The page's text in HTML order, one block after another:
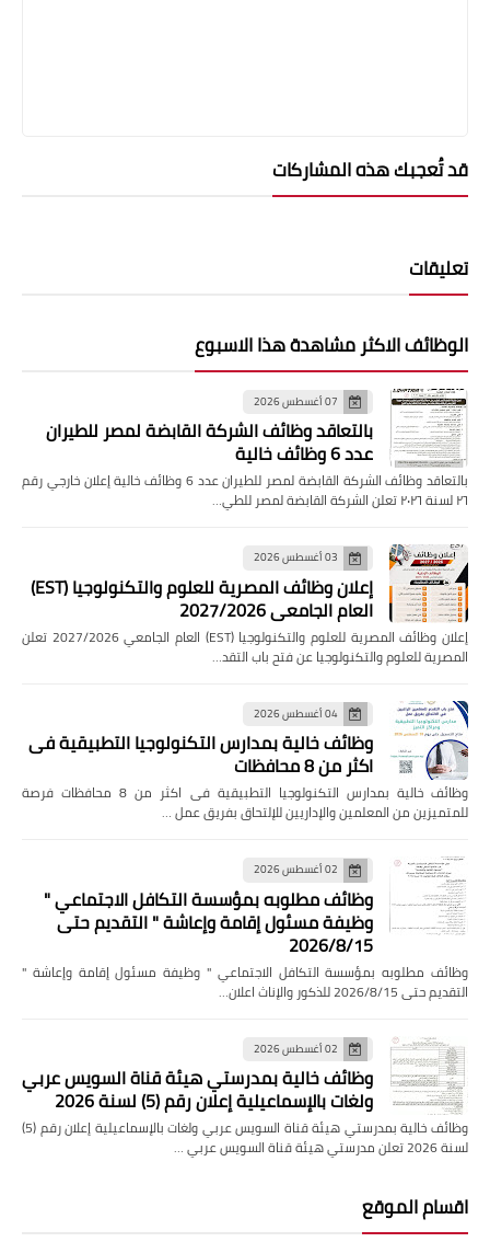
قد تُعجبك هذه المشاركات
تعليقات
الوظائف الاكثر مشاهدة هذا الاسبوع
07 أغسطس 2026
بالتعاقد وظائف الشركة القابضة لمصر للطيران
عدد 6 وظائف خالية
بالتعاقد وظائف الشركة القابضة لمصر للطيران عدد 6 وظائف خالية إعلان خارجي رقم
٢٦ لسنة ٢٠٢٦ تعلن الشركة القابضة لمصر للطي…
03 أغسطس 2026
إعلان وظائف المصرية للعلوم والتكنولوجيا (EST)
العام الجامعي 2027/2026
إعلان وظائف المصرية للعلوم والتكنولوجيا (EST) العام الجامعي 2027/2026 تعلن
المصرية للعلوم والتكنولوجيا عن فتح باب التقد…
04 أغسطس 2026
وظائف خالية بمدارس التكنولوجيا التطبيقية فى
اكثر من 8 محافظات
وظائف خالية بمدارس التكنولوجيا التطبيقية فى اكثر من 8 محافظات فرصة
للمتميزين من المعلمين والإداريين للإلتحاق بفريق عمل …
02 أغسطس 2026
وظائف مطلوبه بمؤسسة التكافل الاجتماعي "
وظيفة مسئول إقامة وإعاشة " التقديم حتى
2026/8/15
وظائف مطلوبه بمؤسسة التكافل الاجتماعي " وظيفة مسئول إقامة وإعاشة "
التقديم حتى 2026/8/15 للذكور والإناث اعلان…
02 أغسطس 2026
وظائف خالية بمدرستي هيئة قناة السويس عربي
ولغات بالإسماعيلية إعلان رقم (5) لسنة 2026
وظائف خالية بمدرستي هيئة قناة السويس عربي ولغات بالإسماعيلية إعلان رقم (5)
لسنة 2026 تعلن مدرستي هيئة قناة السويس عربي …
اقسام الموقع